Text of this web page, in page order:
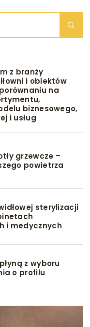
z branży
i obiektów
na
biznesowego,
i usług
grzewcze –
powietrza
sterylizacji
i medycznych
z wyboru
o profilu